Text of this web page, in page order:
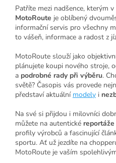
Patříte mezi nadšence, kterým
MotoRoute je oblíbený
informační servis pro všechny
to vášeň, informace a radost z
MotoRoute slouží jako
plánujete koupi nového stroje,
a podrobné rady při výběru.
světě? Časopis vás provede
představí aktuální modely i
Na své si přijdou i milovníci
můžete na autentické
profily výrobců a fascinující
sportu. Ať už jezdíte na
MotoRoute je vaším